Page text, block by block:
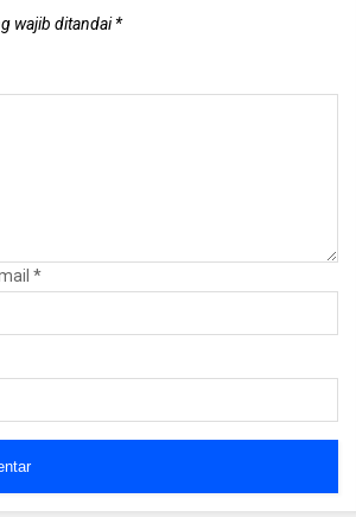
wajib ditandai*
*